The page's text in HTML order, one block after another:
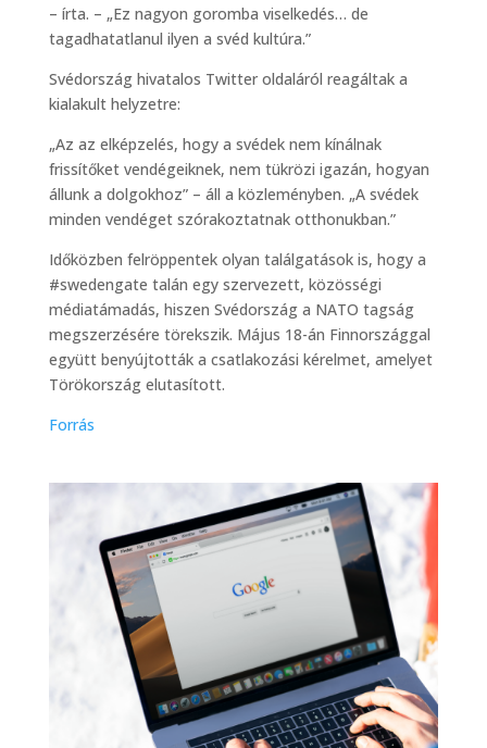
– írta. – „Ez nagyon goromba viselkedés… de
tagadhatatlanul ilyen a svéd kultúra.”
Svédország hivatalos Twitter oldaláról reagáltak a
kialakult helyzetre:
„Az az elképzelés, hogy a svédek nem kínálnak
frissítőket vendégeiknek, nem tükrözi igazán, hogyan
állunk a dolgokhoz” – áll a közleményben. „A svédek
minden vendéget szórakoztatnak otthonukban.”
Időközben felröppentek olyan találgatások is, hogy a
#swedengate talán egy szervezett, közösségi
médiatámadás, hiszen Svédország a NATO tagság
megszerzésére törekszik. Május 18-án Finnországgal
együtt benyújtották a csatlakozási kérelmet, amelyet
Törökország elutasított.
Forrás